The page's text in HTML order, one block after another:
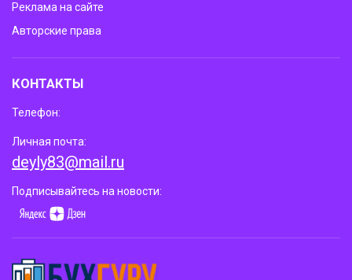
Реклама на сайте
Авторские права
КОНТАКТЫ
Телефон:
Личная почта:
deyly83@mail.ru
Подписывайтесь на новости: